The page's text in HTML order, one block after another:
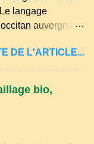
langage
auvergnat ,
et dans
central . Il
du nord-
DE L'ARTICLE...
bio,